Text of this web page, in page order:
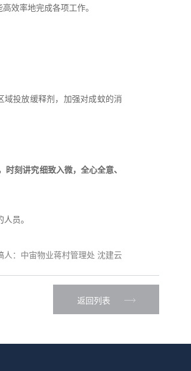
效率地完成各项工作。
投放缓释剂，加强对成蚊的消
刻讲究细致入微，全心全意、
员。
人：中宙物业蒋村管理处 沈建云
返回列表